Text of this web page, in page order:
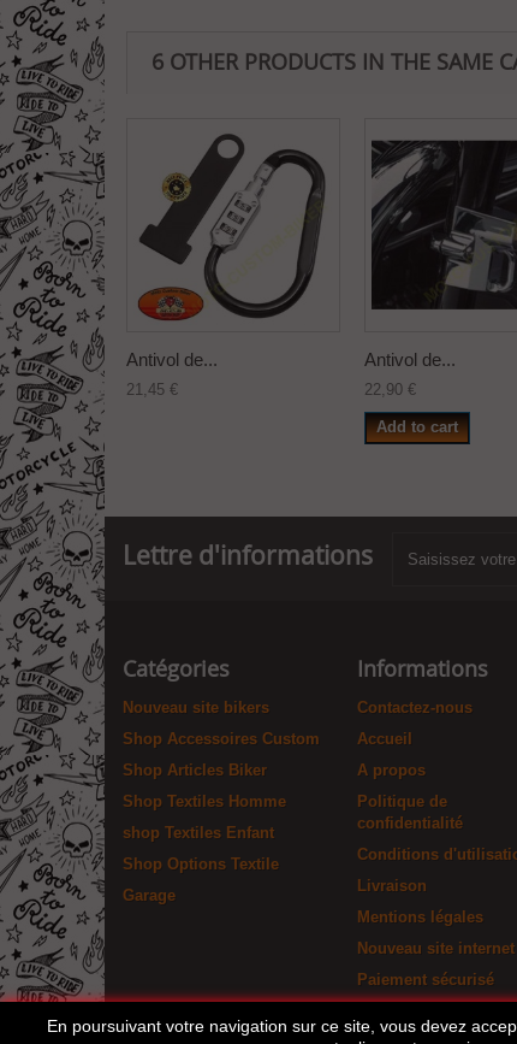
6 OTHER PRODUCTS IN THE SAME
Antivol de...
21,45 €
Antivol de...
22,90 €
Add to cart
Lettre d'informations
Catégories
Nouveau site bikers
Shop Accessoires Custom
Shop Articles Biker
Shop Textiles Homme
shop Textiles Enfant
Shop Options Textile
Garage
Informations
Contactez-nous
Accueil
A propos
Politique de
confidentialité
Conditions
Livraison
Mentions légales
Nouveau site internet
Paiement sécurisé
En poursuivant votre navigation sur ce site, vous devez